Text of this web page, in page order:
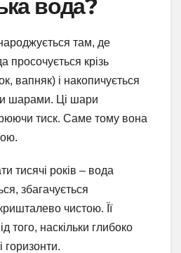
вода?
там, де
просочується крізь
вапняк) і накопичується
шарами. Ці шари
тиск. Саме тому вона
тисячі років – вода
збагачується
чистою. Її
того, наскільки глибоко
горизонти.